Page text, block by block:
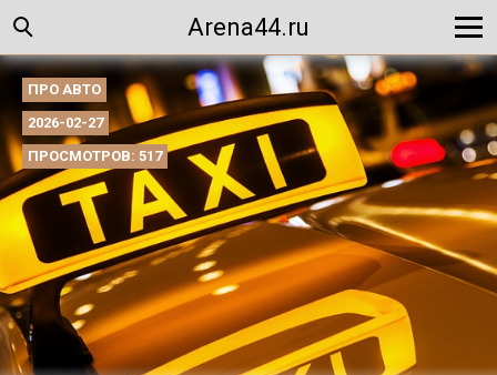
Arena44.ru
ПРО АВТО
2026-02-27
ПРОСМОТРОВ: 517